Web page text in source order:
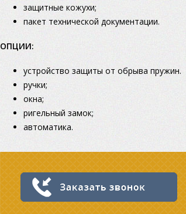
защитные кожухи;
пакет технической документации.
ОПЦИИ:
устройство защиты от обрыва пружин.
ручки;
окна;
ригельный замок;
автоматика.